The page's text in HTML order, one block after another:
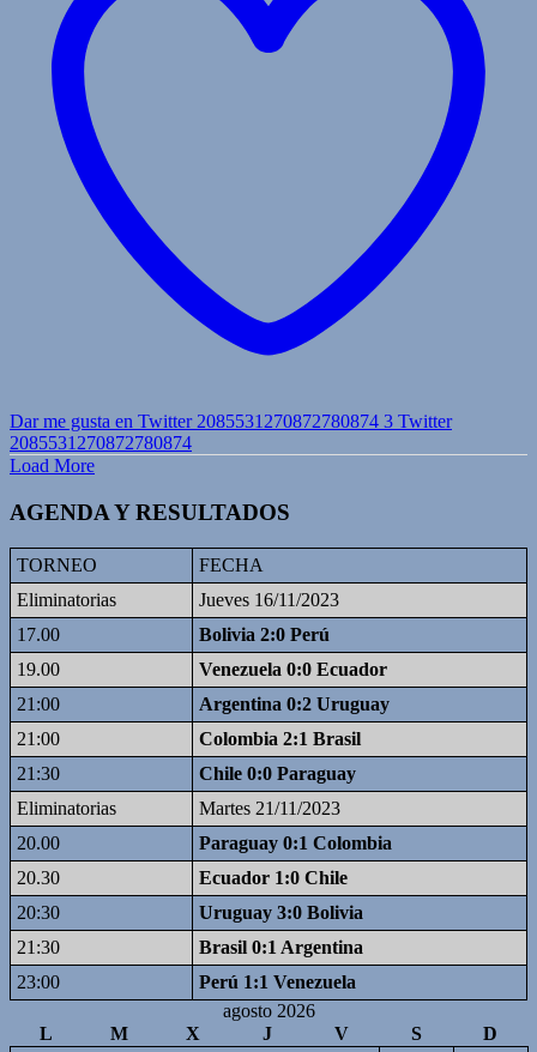
Dar me gusta en Twitter 2085531270872780874 3 Twitter
2085531270872780874
Load More
AGENDA Y RESULTADOS
TORNEO
FECHA
Eliminatorias
Jueves 16/11/2023
17.00
Bolivia 2:0 Perú
19.00
Venezuela 0:0 Ecuador
21:00
Argentina 0:2 Uruguay
21:00
Colombia 2:1 Brasil
21:30
Chile 0:0 Paraguay
Eliminatorias
Martes 21/11/2023
20.00
Paraguay 0:1 Colombia
20.30
Ecuador 1:0 Chile
20:30
Uruguay 3:0 Bolivia
21:30
Brasil 0:1 Argentina
23:00
Perú 1:1 Venezuela
agosto 2026
L
M X J V S
D